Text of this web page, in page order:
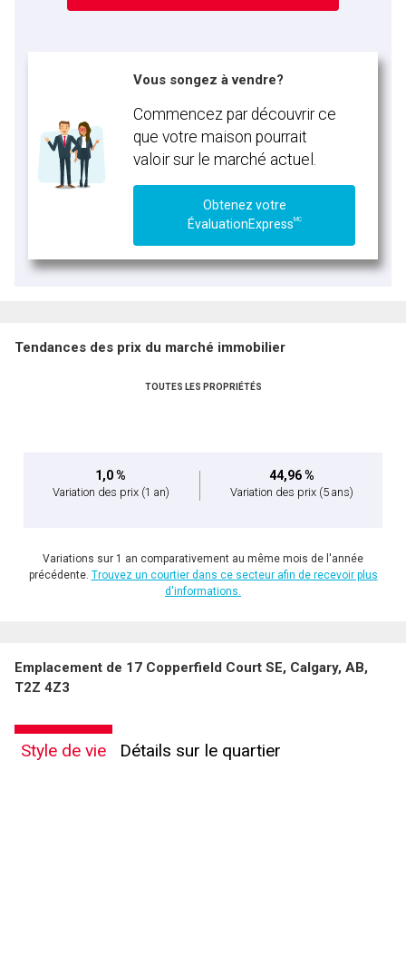
Vous songez à vendre?
Commencez par découvrir ce
que votre maison pourrait
valoir sur le marché actuel.
Obtenez votre
ÉvaluationExpressMC
Tendances des prix du marché immobilier
TOUTES LES PROPRIÉTÉS
1,0 %
Variation des prix (1 an)
44,96 %
Variation des prix (5 ans)
Variations sur 1 an comparativement au même mois de l'année
précédente. Trouvez un courtier dans ce secteur afin de recevoir plus
d'informations.
Emplacement de 17 Copperfield Court SE, Calgary, AB,
T2Z 4Z3
Style de vie Détails sur le quartier